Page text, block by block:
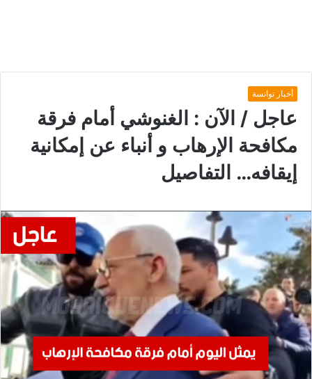
أخبار توانسة
عاجل / الآن : الغنوشي أمام فرقة
مكافحة الإرهاب و أنباء عن إمكانية
إيقافه… التفاصيل